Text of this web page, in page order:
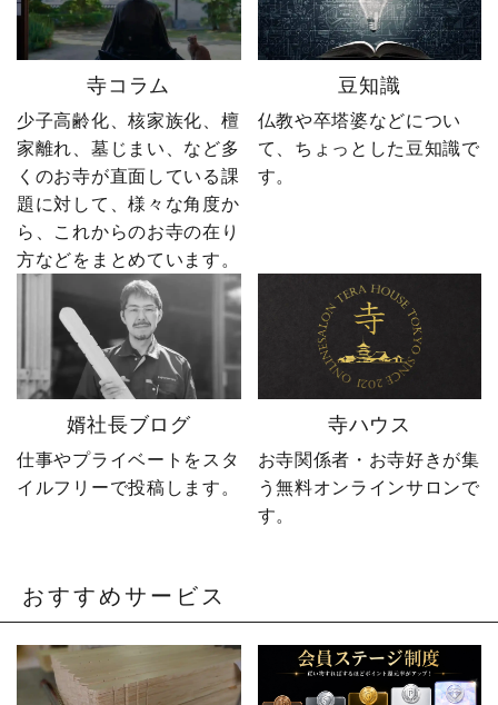
に、全国6,000以上のお寺
とお取引する、 お寺のこ
とを知り尽くした“卒塔婆
屋”です。 卒塔婆に関する
疑問をわかりやすく解説
しながら、 住職・寺院向
けの有益な情報や やじ社
長の日常まで発信中！▶
@sotoubaya140 ご相談は
DM・公式LINEからお気
軽にどうぞ📩 #やじ社長 #
卒塔婆 #卒塔婆屋さん #日
の出町 婿社長
ね」「保存」「フォロ
ー」も励みになります。
ーーーーーーーーーーー
ーーーーーー 創業明治15
年｜卒塔婆専門メーカー
東京・日の出町を拠点
に、全国6,000以上のお寺
とお取引する、 お寺のこ
しながら、 住職・寺院向
けの有益な情報や やじ社
長の日常まで発信中！▶
@sotoubaya140 ご相談は
DM・公式LINEからお気
軽にどうぞ📩 #やじ社長 #
卒塔婆 #卒塔婆屋さん #日
の出町 婿社長
寺コラム
少子高齢化、核家族化、檀
家離れ、墓じまい、など多
くのお寺が直面している課
題に対して、様々な角度か
ら、これからのお寺の在り
方などをまとめています。
豆知識
仏教や卒塔婆などについ
て、ちょっとした豆知識で
す。
婿社長ブログ
仕事やプライベートをスタ
イルフリーで投稿します。
寺ハウス
お寺関係者・お寺好きが集
う無料オンラインサロンで
す。
おすすめサービス